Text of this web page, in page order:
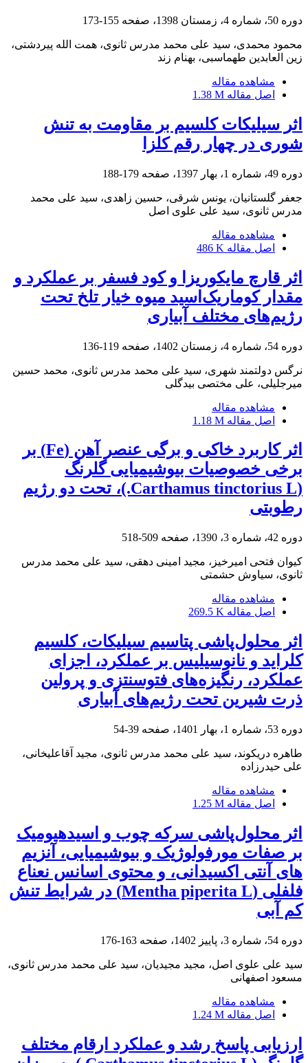
دوره 50، شماره 4، زمستان 1398، صفحه 155-173
محمود محمدی، سید علی محمد مدرس ثانوی، همت الله پیردشتی،
زین العابدین طهماسبی، بهنام زند
مشاهده مقاله
اصل مقاله 1.38 M
اثر سیلیکات کلسیم بر مقاومت به تنش
شوری در چهار رقم کلزا
دوره 49، شماره 1، بهار 1397، صفحه 179-188
جعفر گلستانیان، یونس شرقی، حسین زاهدی، سید علی محمد
مدرس ثانوی، سید علی علوی اصل
مشاهده مقاله
اصل مقاله 486 K
اثر قارچ مایکوریزا و کود فسفر بر عملکرد و
مقدار کوماریک‌اسید میوه خیار تلخ تحت
رژیم‌های مختلف آبیاری
دوره 54، شماره 4، زمستان 1402، صفحه 119-136
نرگس دولتمند شهری، سید علی محمد مدرس ثانوی، محمد حسین
میرجلیلی، علی مختصی بیدگلی
مشاهده مقاله
اصل مقاله 1.18 M
اثر کاربرد خاکی و برگی عنصر آهن (Fe) بر
برخی خصوصیات بیوشیمیایی گلرنگ
(Carthamus tinctorius L.)، تحت دو رژیم
رطوبتی
دوره 42، شماره 3، 1390، صفحه 509-518
کیوان فتحی امیرخیز، مجید امینی دهقی، سید علی محمد مدرس
ثانوی، سیاوش حشمتی
مشاهده مقاله
اصل مقاله 269.5 K
اثر محلول‌پاشی پتاسیم سیلیکات، کلسیم
کلراید و نانوسیلیس بر عملکرد، اجزای
عملکرد، رنگیزه‌های فتوسنتزی و پرولین
ذرت شیرین تحت رژیم‌های آبیاری
دوره 53، شماره 1، بهار 1401، صفحه 39-54
طاهره دریکوند، سید علی محمد مدرس ثانوی، مجید آقاعلیخانی،
علی حیدرزاده
مشاهده مقاله
اصل مقاله 1.25 M
اثر محلول‌پاشی سرکه چوب و اسید‌هیومیک
بر صفات مورفولوژیک و بیوشیمیایی، آنزیم
‏های آنتی‏ اکسیدانی، و محتوی اسانس نعناع
فلفلی (Mentha piperita L) در شرایط تنش
کم‏ آبی
دوره 54، شماره 3، پاییز 1402، صفحه 163-176
سید علی علوی اصل، مجید مجیدیان، سید علی محمد مدرس ثانوی،
مسعود اصفهانی
مشاهده مقاله
اصل مقاله 1.24 M
ارزیابی پاسخ رشد و عملکرد ارقام مختلف